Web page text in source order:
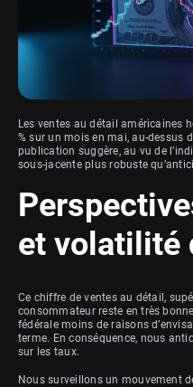
Les ventes au détail américaines
% sur un mois en mai, au-dessus
publication suggère, au vu de
sous-jacente plus robuste
et volatilité
Ce chiffre de ventes au détail,
consommateur reste en très
fédérale moins de raisons
terme. En conséquence, nous
sur les taux.
Nous surveillons un mouvement